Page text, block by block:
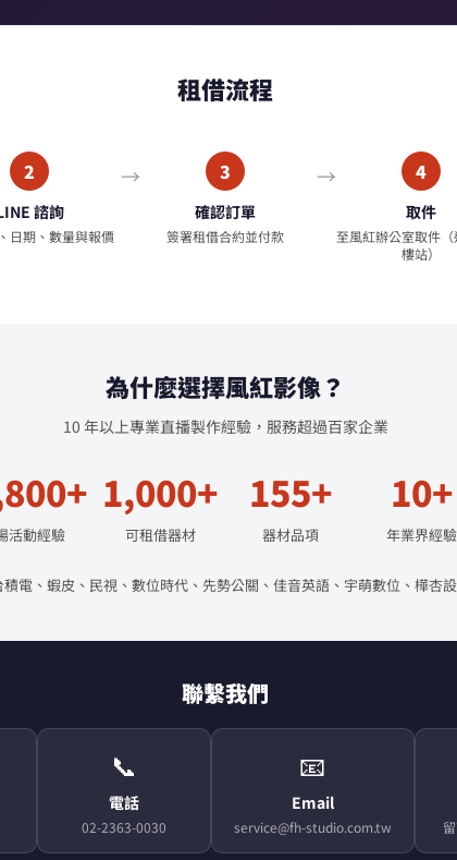
租借流程
2
諮詢
日期、數量與報價
3
確認訂單
簽署租借合約並付款
4
取件
至風紅辦公室取件
樓站）
為什麼選擇風紅影像？
10 年以上專業直播製作經驗，服務超過百家企業
活動經驗
1,000+
可租借器材
155+
器材品項
10+
年業界經驗
電、蝦皮、民視、數位時代、先勢公關、佳音英語、宇萌數位、樺杏
聯繫我們
📞
電話
02-2363-0030
📧
Email
service@fh-studio.com.tw